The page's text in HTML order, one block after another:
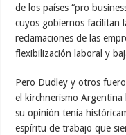
de los países “pro
cuyos gobiernos facilitan
reclamaciones de las
flexibilización laboral y
Pero Dudley y otros
el kirchnerismo
su opinión tenía
espíritu de trabajo que